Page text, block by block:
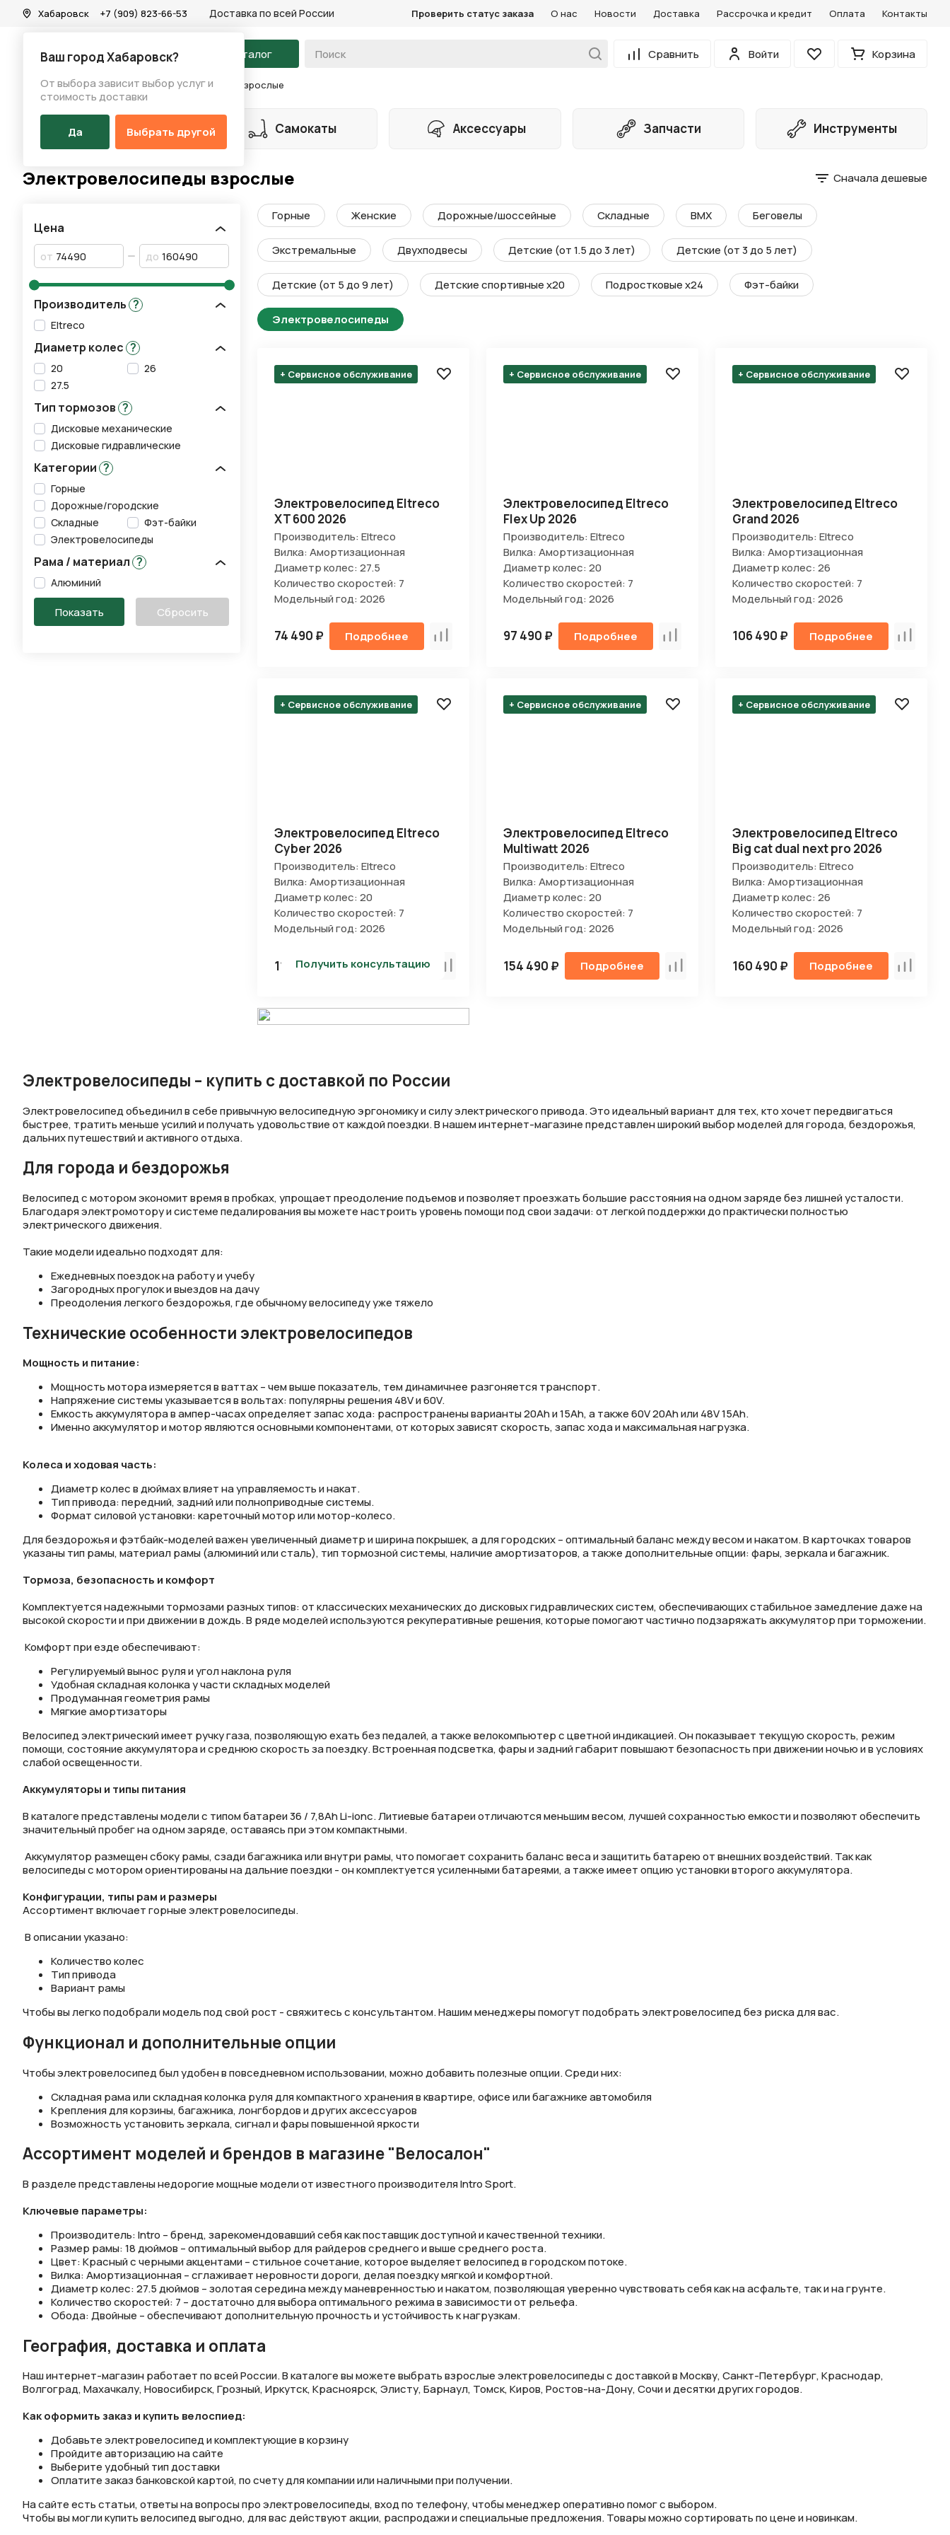
Хабаровск
Ваш город Хабаровск?
От выбора зависит выбор услуг и
стоимость доставки
Да Выбрать другой
+7 (909) 823-66-53 Доставка по всей России Проверить статус заказа О нас Новости Доставка Рассрочка и кредит Оплата Контакты
На главную Каталог Сравнить
Войти
Избранное Корзина
Каталог/Велосипеды/Электровелосипеды взрослые
Разделы каталога
Велосипеды Самокаты Аксессуары Запчасти Инструменты
Электровелосипеды взрослые Сначала дешевые
Цена
от до
Производитель ?
Eltreco
Диаметр колес ?
20
26
27.5
Тип тормозов ?
Дисковые механические
Дисковые гидравлические
Категории ?
Горные
Дорожные/городские
Складные
Фэт-байки
Электровелосипеды
Рама / материал ?
Алюминий
Горные Женские Дорожные/шоссейные Складные BMX Беговелы
Экстремальные Двухподвесы Детские (от 1.5 до 3 лет) Детские (от 3 до 5 лет)
Детские (от 5 до 9 лет) Детские спортивные х20 Подростковые х24 Фэт-байки
Электровелосипеды
+ Сервисное обслуживание
Электровелосипед Eltreco
XT 600 2026
Производитель: Eltreco
Вилка: Амортизационная
Диаметр колес: 27.5
Количество скоростей: 7
Модельный год: 2026
74 490 ₽ Подробнее Сравнить
+ Сервисное обслуживание
Электровелосипед Eltreco
Flex Up 2026
Производитель: Eltreco
Вилка: Амортизационная
Диаметр колес: 20
Количество скоростей: 7
Модельный год: 2026
97 490 ₽ Подробнее Сравнить
+ Сервисное обслуживание
Электровелосипед Eltreco
Grand 2026
Производитель: Eltreco
Вилка: Амортизационная
Диаметр колес: 26
Количество скоростей: 7
Модельный год: 2026
106 490 ₽ Подробнее
+ Сервисное обслуживание
Электровелосипед Eltreco
Cyber 2026
Производитель: Eltreco
Вилка: Амортизационная
Диаметр колес: 20
Количество скоростей: 7
Модельный год: 2026
110 490 ₽ Подробнее Сравнить
+ Сервисное обслуживание
Электровелосипед Eltreco
Multiwatt 2026
Производитель: Eltreco
Вилка: Амортизационная
Диаметр колес: 20
Количество скоростей: 7
Модельный год: 2026
154 490 ₽ Подробнее Сравнить
+ Сервисное обслуживание
Электровелосипед Eltreco
Big cat dual next pro 2026
Производитель: Eltreco
Вилка: Амортизационная
Диаметр колес: 26
Количество скоростей: 7
Модельный год: 2026
160 490 ₽ Подробнее
Получить консультацию
Электровелосипеды – купить с доставкой по России
Электровелосипед объединил в себе привычную велосипедную эргономику и силу электрического привода. Это идеальный вариант для тех, кто хочет передвигаться
быстрее, тратить меньше усилий и получать удовольствие от каждой поездки. В нашем интернет-магазине представлен широкий выбор моделей для города, бездорожья,
дальних путешествий и активного отдыха.
Для города и бездорожья
Велосипед с мотором экономит время в пробках, упрощает преодоление подъемов и позволяет проезжать большие расстояния на одном заряде без лишней усталости.
Благодаря электромотору и системе педалирования вы можете настроить уровень помощи под свои задачи: от легкой поддержки до практически полностью
электрического движения.
Такие модели идеально подходят для:
Ежедневных поездок на работу и учебу
Загородных прогулок и выездов на дачу
Преодоления легкого бездорожья, где обычному велосипеду уже тяжело
Технические особенности электровелосипедов
Мощность и питание:
Мощность мотора измеряется в ваттах – чем выше показатель, тем динамичнее разгоняется транспорт.
Напряжение системы указывается в вольтах: популярны решения 48V и 60V.
Емкость аккумулятора в ампер-часах определяет запас хода: распространены варианты 20Ah и 15Ah, а также 60V 20Ah или 48V 15Ah.
Именно аккумулятор и мотор являются основными компонентами, от которых зависят скорость, запас хода и максимальная нагрузка.
Колеса и ходовая часть:
Диаметр колес в дюймах влияет на управляемость и накат.
Тип привода: передний, задний или полноприводные системы.
Формат силовой установки: кареточный мотор или мотор-колесо.
Для бездорожья и фэтбайк-моделей важен увеличенный диаметр и ширина покрышек, а для городских – оптимальный баланс между весом и накатом. В карточках товаров
указаны тип рамы, материал рамы (алюминий или сталь), тип тормозной системы, наличие амортизаторов, а также дополнительные опции: фары, зеркала и багажник.
Тормоза, безопасность и комфорт
Комплектуется надежными тормозами разных типов: от классических механических до дисковых гидравлических систем, обеспечивающих стабильное замедление даже на
высокой скорости и при движении в дождь. В ряде моделей используются рекуперативные решения, которые помогают частично подзаряжать аккумулятор при торможении.
Комфорт при езде обеспечивают:
Регулируемый вынос руля и угол наклона руля
Удобная складная колонка у части складных моделей
Продуманная геометрия рамы
Мягкие амортизаторы
Велосипед электрический имеет ручку газа, позволяющую ехать без педалей, а также велокомпьютер с цветной индикацией. Он показывает текущую скорость, режим
помощи, состояние аккумулятора и среднюю скорость за поездку. Встроенная подсветка, фары и задний габарит повышают безопасность при движении ночью и в условиях
слабой освещенности.
Аккумуляторы и типы питания
В каталоге представлены модели с типом батареи 36 / 7,8Ah Li-ionс. Литиевые батареи отличаются меньшим весом, лучшей сохранностью емкости и позволяют обеспечить
значительный пробег на одном заряде, оставаясь при этом компактными.
Аккумулятор размещен сбоку рамы, сзади багажника или внутри рамы, что помогает сохранить баланс веса и защитить батарею от внешних воздействий. Так как
велосипеды с мотором ориентированы на дальние поездки - он комплектуется усиленными батареями, а также имеет опцию установки второго аккумулятора.
Конфигурации, типы рам и размеры
Ассортимент включает горные электровелосипеды.
В описании указано:
Количество колес
Тип привода
Вариант рамы
Чтобы вы легко подобрали модель под свой рост - свяжитесь с консультантом. Нашим менеджеры помогут подобрать электровелосипед без риска для вас.
Функционал и дополнительные опции
Чтобы электровелосипед был удобен в повседневном использовании, можно добавить полезные опции. Среди них:
Складная рама или складная колонка руля для компактного хранения в квартире, офисе или багажнике автомобиля
Крепления для корзины, багажника, лонгбордов и других аксессуаров
Возможность установить зеркала, сигнал и фары повышенной яркости
Ассортимент моделей и брендов в магазине "Велосалон"
В разделе представлены недорогие мощные модели от известного производителя Intro Sport.
Ключевые параметры:
Производитель: Intro – бренд, зарекомендовавший себя как поставщик доступной и качественной техники.
Размер рамы: 18 дюймов – оптимальный выбор для райдеров среднего и выше среднего роста.
Цвет: Красный с черными акцентами – стильное сочетание, которое выделяет велосипед в городском потоке.
Вилка: Амортизационная – сглаживает неровности дороги, делая поездку мягкой и комфортной.
Диаметр колес: 27.5 дюймов – золотая середина между маневренностью и накатом, позволяющая уверенно чувствовать себя как на асфальте, так и на грунте.
Количество скоростей: 7 – достаточно для выбора оптимального режима в зависимости от рельефа.
Обода: Двойные – обеспечивают дополнительную прочность и устойчивость к нагрузкам.
География, доставка и оплата
Наш интернет-магазин работает по всей России. В каталоге вы можете выбрать взрослые электровелосипеды с доставкой в Москву, Санкт-Петербург, Краснодар,
Волгоград, Махачкалу, Новосибирск, Грозный, Иркутск, Красноярск, Элисту, Барнаул, Томск, Киров, Ростов-на-Дону, Сочи и десятки других городов.
Как оформить заказ и купить велоспиед:
Добавьте электровелосипед и комплектующие в корзину
Пройдите авторизацию на сайте
Выберите удобный тип доставки
Оплатите заказ банковской картой, по счету для компании или наличными при получении.
На сайте есть статьи, ответы на вопросы про электровелосипеды, вход по телефону, чтобы менеджер оперативно помог с выбором.
Чтобы вы могли купить велосипед выгодно, для вас действуют акции, распродажи и специальные предложения. Товары можно сортировать по цене и новинкам.
Отправить
Нажимая на кнопку “Отправить заявку”, вы даете
персональных данных и соглашаетесь с политикой конфиденциальности